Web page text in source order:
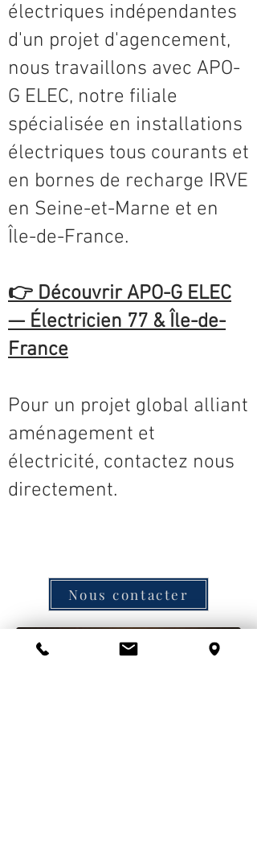
électriques indépendantes
d'un projet d'agencement,
nous travaillons avec APO-
G ELEC, notre filiale
spécialisée en installations
électriques tous courants et
en bornes de recharge IRVE
en Seine-et-Marne et en
Île-de-France.
👉Découvrir APO-G ELEC
— Électricien 77 & Île-de-
France
Pour un projet global alliant
aménagement et
électricité, contactez nous
directement.
Nous contacter